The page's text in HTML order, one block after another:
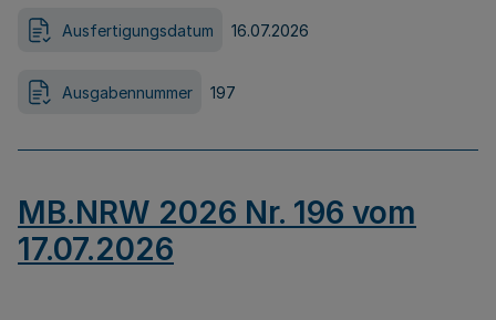
Ausfertigungsdatum 16.07.2026
Ausgabennummer 197
MB.NRW 2026 Nr. 196 vom
17.07.2026